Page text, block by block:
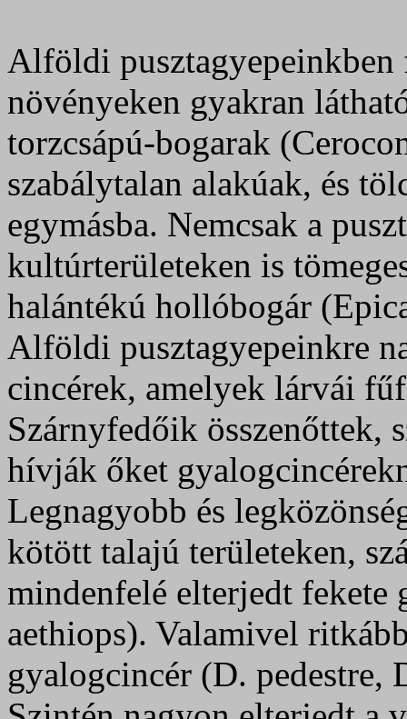
Alföldi pusztagyepeinkben
növényeken gyakran
torzcsápú-bogarak
szabálytalan alakúak, és
egymásba. Nemcsak a
kultúrterületeken is
halántékú hollóbogár
Alföldi pusztagyepeinkre
cincérek, amelyek lárvái
Szárnyfedőik összenőttek,
hívják őket
Legnagyobb és
kötött talajú területeken,
mindenfelé elterjedt
aethiops). Valamivel
gyalogcincér (D. pedestre,